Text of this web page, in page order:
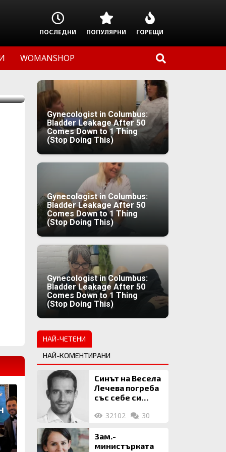
ПОСЛЕДНИ ПОПУЛЯРНИ ГОРЕЩИ
WOMANSHOP
Gynecologist in Columbus:
Bladder Leakage After 50
Comes Down to 1 Thing
(Stop Doing This)
Gynecologist in Columbus:
Bladder Leakage After 50
Comes Down to 1 Thing
(Stop Doing This)
Gynecologist in Columbus:
Bladder Leakage After 50
Comes Down to 1 Thing
(Stop Doing This)
НАЙ-ЧЕТЕНИ
НАЙ-КОМЕНТИРАНИ
Синът на Весела
Лечева погреба
със себе си
млн. евро
32102 30
Зам.-
министърката